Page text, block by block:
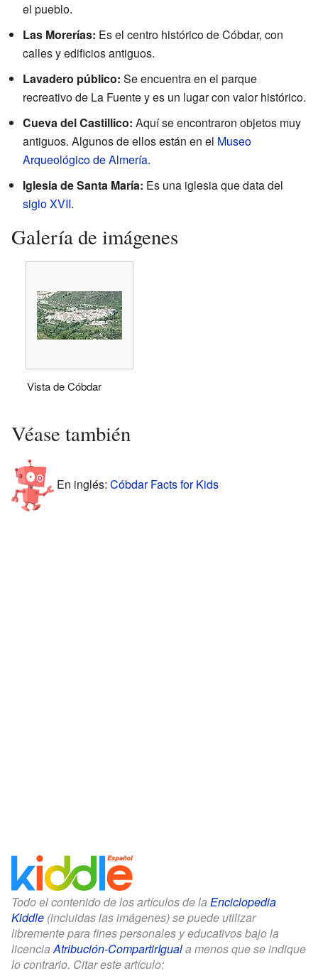
el pueblo.
Las Morerías: Es el centro histórico de Cóbdar, con
calles y edificios antiguos.
Lavadero público: Se encuentra en el parque
recreativo de La Fuente y es un lugar con valor histórico.
Cueva del Castillico: Aquí se encontraron objetos muy
antiguos. Algunos de ellos están en el Museo
Arqueológico de Almería.
Iglesia de Santa María: Es una iglesia que data del
siglo XVII.
Galería de imágenes
Vista de Cóbdar
Véase también
En inglés: Cóbdar Facts for Kids
Todo el contenido de los artículos de la Enciclopedia
Kiddle (incluidas las imágenes) se puede utilizar
libremente para fines personales y educativos bajo la
licenciaAtribución-CompartirIguala menos que se indique
lo contrario. Citar este artículo: